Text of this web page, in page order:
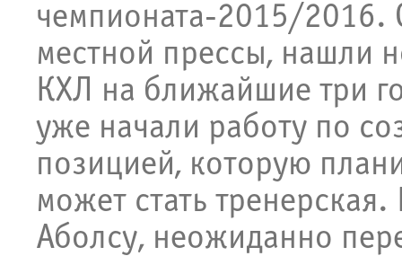
чемпионата-2015/2016.
местной прессы, нашли
КХЛ на ближайшие три
уже начали работу по
позицией, которую
может стать
Аболсу, неожиданно